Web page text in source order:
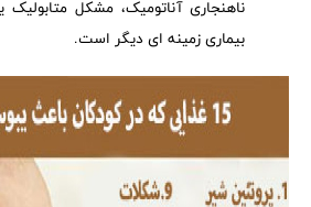
ناهنجاری آناتومیک، مشکل
بیماری زمینه ای دیگر است.